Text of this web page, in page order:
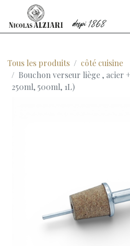
Tous les produits
côté cuisine
Bouchon verseur liège , acier
250ml, 500ml, 1L)